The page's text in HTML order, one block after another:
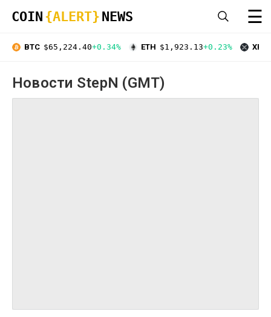
COIN {ALERT} NEWS ☰
BTC $65,224.40+0.34% ETH $1,923.13+0.23% XRP
Новости StepN (GMT)